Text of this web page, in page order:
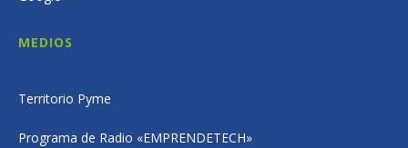
MEDIOS
Territorio Pyme
Programa de Radio «EMPRENDETECH»